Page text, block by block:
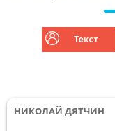
Текст
НИКОЛАЙ ДЯТЧИН